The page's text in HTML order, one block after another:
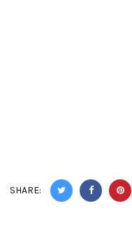
SHARE: